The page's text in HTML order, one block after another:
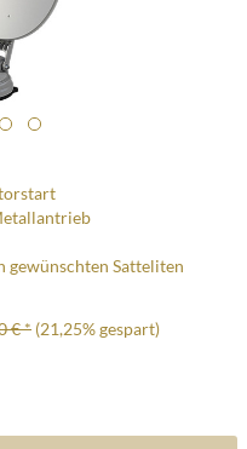
gewünschten Satteliten
€ * (21,25% gespart)